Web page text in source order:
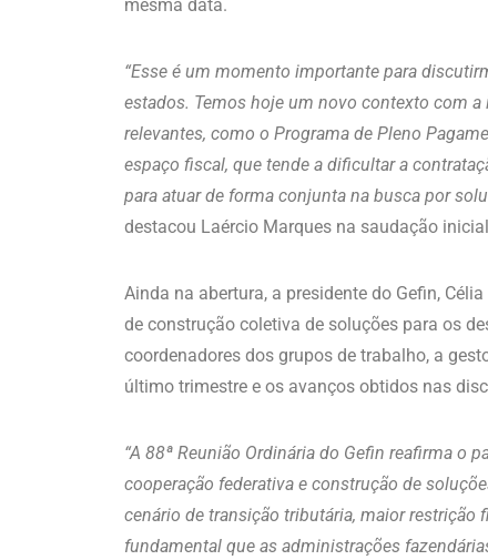
mesma data.
“Esse é um momento importante para
estados. Temos hoje um novo contexto com
relevantes, como o Programa de Pleno
espaço fiscal, que tende a dificultar a
para atuar de forma conjunta na busca por
destacou Laércio Marques na saudação
Ainda na abertura, a presidente do Gefin,
de construção coletiva de soluções para os
coordenadores dos grupos de trabalho, a
último trimestre e os avanços obtidos nas
“A 88ª Reunião Ordinária do Gefin reafirma o
cooperação federativa e construção de
cenário de transição tributária, maior restrição
fundamental que as administrações